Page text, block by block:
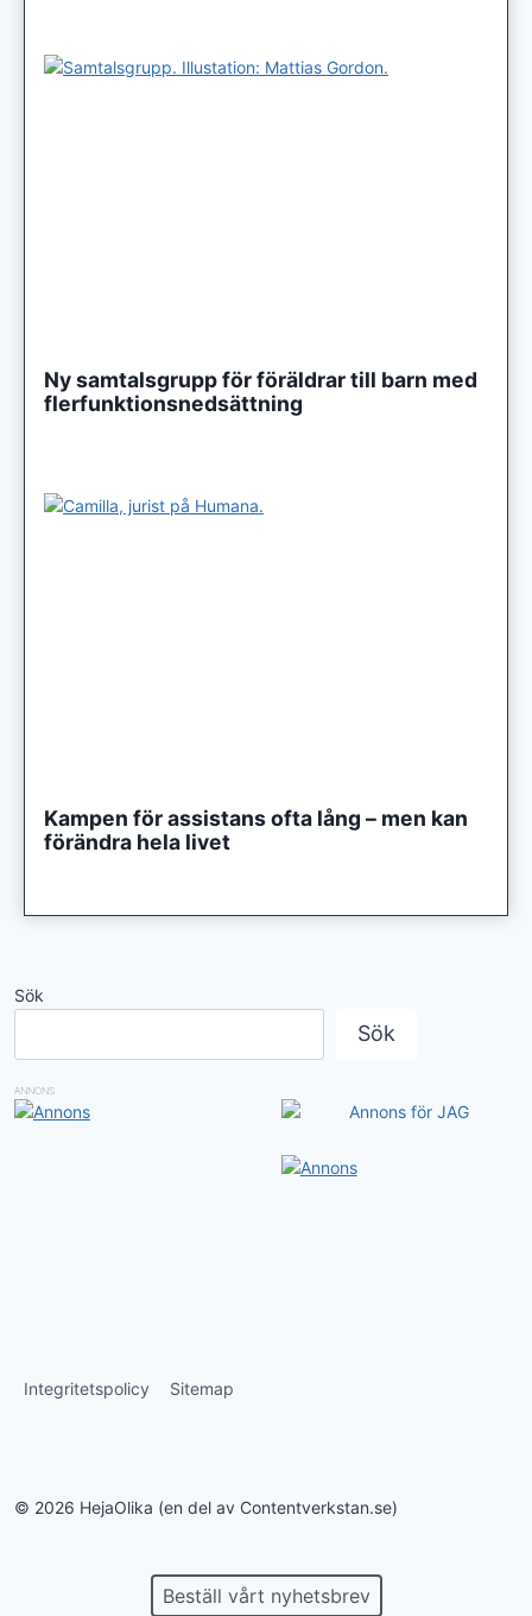
Ny samtalsgrupp för föräldrar till barn med
flerfunktionsnedsättning
Kampen för assistans ofta lång – men kan
förändra hela livet
Sök
Sök
ANNONS
Integritetspolicy Sitemap
© 2026 HejaOlika (en del av Contentverkstan.se)
Beställ vårt nyhetsbrev